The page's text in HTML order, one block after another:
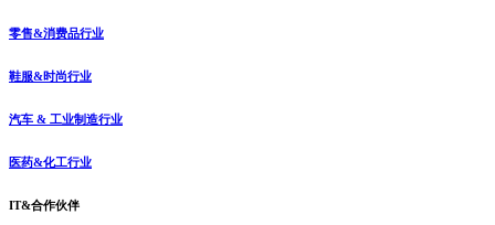
零售&消费品行业
鞋服&时尚行业
汽车 & 工业制造行业
医药&化工行业
IT&合作伙伴